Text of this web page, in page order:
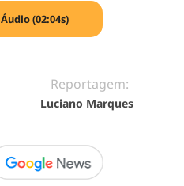
Áudio (02:04s)
Reportagem:
Luciano Marques